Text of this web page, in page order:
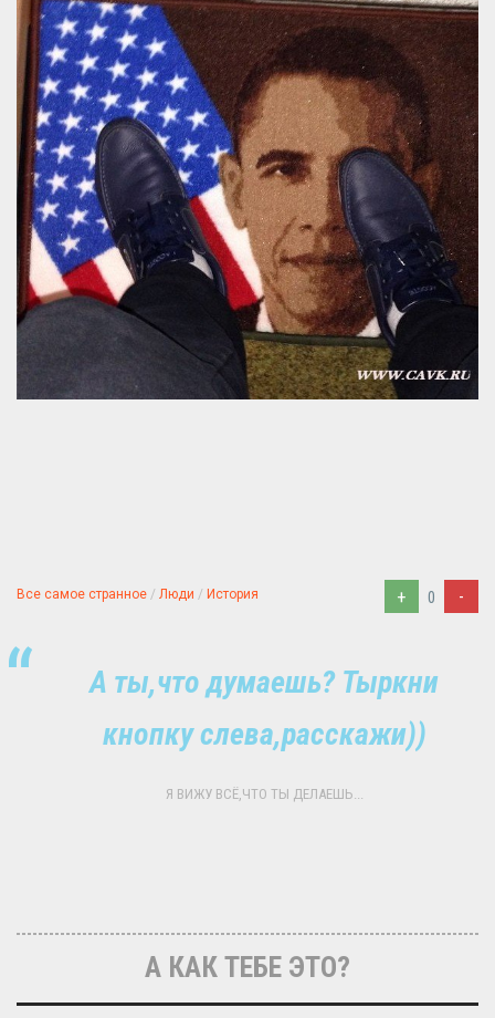
Все самое странное / Люди / История + 0 -
А ты,что думаешь? Тыркни
кнопку слева,расскажи))
Я ВИЖУ ВСЁ,ЧТО ТЫ ДЕЛАЕШЬ...
А КАК ТЕБЕ ЭТО?